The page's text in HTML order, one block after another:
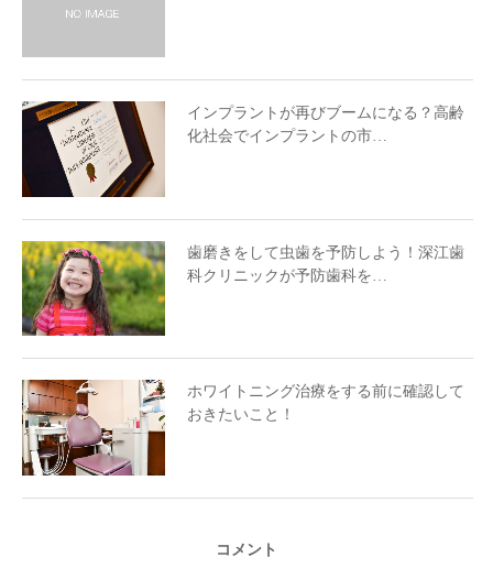
インプラントが再びブームになる？高齢
化社会でインプラントの市…
歯磨きをして虫歯を予防しよう！深江歯
科クリニックが予防歯科を…
ホワイトニング治療をする前に確認して
おきたいこと！
コメント